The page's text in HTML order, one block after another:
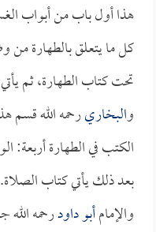
هذا أول باب من أبواب
كل ما يتعلق بالطهارة
تحت كتاب الطهارة، ثم
والبخاريرحمه الله قسم
الكتب في الطهارة أربعة:
بعد ذلك يأتي كتاب الصلاة.
والإمامأبو داودرحمه الله